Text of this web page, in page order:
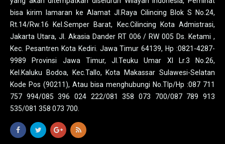
bisa kirim lamaran ke Alamat Jl.Raya Cilincing Blok S No.24,
Rt.14/Rw.16 Kel.Semper Barat, Kec.Cilincing Kota Admistrasi,
Jakarta Utara, Jl. Akasia Dander RT 006 / RW 005 Ds. Ketami ,
Kec. Pesantren Kota Kediri. Jawa Timur 64139, Hp :0821-4287-
9989 Provinsi Jawa Timur, Jl.Teuku Umar XI Lr.3 No.26,
Kel.Kaluku Bodoa, Kec.Tallo, Kota Makassar Sulawesi-Selatan
Kode Pos (90211), Atau bisa menghubungi No.Tlp/Hp :087 711
757 994/085 396 024 222/081 358 073 700/087 789 913
535/081 358 073 700.